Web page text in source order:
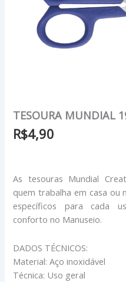
TESOURA MUNDIAL
R$4,90
As tesouras Mundial
quem trabalha em casa ou
específicos para cada
conforto no Manuseio.
DADOS TÉCNICOS:
Material: Aço inoxidável
Técnica: Uso geral